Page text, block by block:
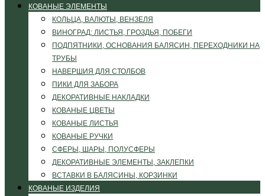
КОВАНЫЕ ЭЛЕМЕНТЫ
КОЛЬЦА, ВАЛЮТЫ, ВЕНЗЕЛЯ
ВИНОГРАД: ЛИСТЬЯ, ГРОЗДЬЯ, ПОБЕГИ
ПОДПЯТНИКИ, ОСНОВАНИЯ БАЛЯСИН, ПЕРЕХОДНИКИ НА
ТРУБЫ
НАВЕРШИЯ ДЛЯ СТОЛБОВ
ПИКИ ДЛЯ ЗАБОРА
ДЕКОРАТИВНЫЕ НАКЛАДКИ
КОВАНЫЕ ЦВЕТЫ
КОВАНЫЕ ЛИСТЬЯ
КОВАНЫЕ РУЧКИ
СФЕРЫ, ШАРЫ, ПОЛУСФЕРЫ
ДЕКОРАТИВНЫЕ ЭЛЕМЕНТЫ, ЗАКЛЕПКИ
ВСТАВКИ В БАЛЯСИНЫ, КОРЗИНКИ
КОВАНЫЕ ИЗДЕЛИЯ